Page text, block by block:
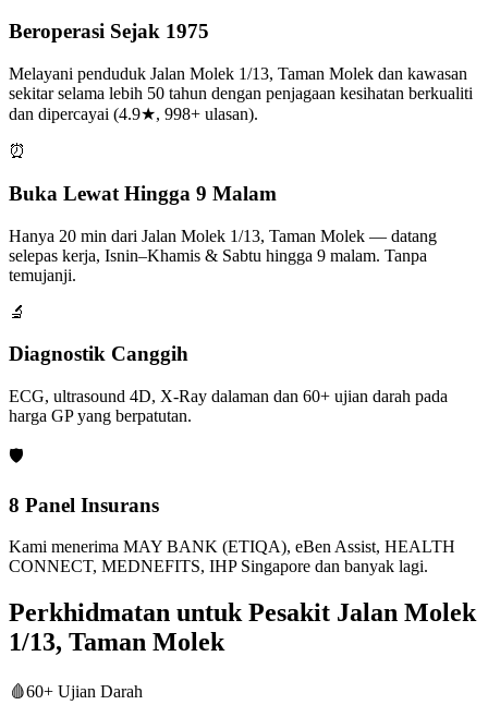
Beroperasi Sejak 1975
Melayani penduduk Jalan Molek 1/13, Taman Molek dan kawasan
sekitar selama lebih 50 tahun dengan penjagaan kesihatan berkualiti
dan dipercayai (4.9★, 998+ ulasan).
⏰
Buka Lewat Hingga 9 Malam
Hanya 20 min dari Jalan Molek 1/13, Taman Molek — datang
selepas kerja, Isnin–Khamis & Sabtu hingga 9 malam. Tanpa
temujanji.
🔬
Diagnostik Canggih
ECG, ultrasound 4D, X-Ray dalaman dan 60+ ujian darah pada
harga GP yang berpatutan.
🛡️
8 Panel Insurans
Kami menerima MAY BANK (ETIQA), eBen Assist, HEALTH
CONNECT, MEDNEFITS, IHP Singapore dan banyak lagi.
Perkhidmatan untuk Pesakit Jalan Molek
1/13, Taman Molek
🩸60+ Ujian Darah